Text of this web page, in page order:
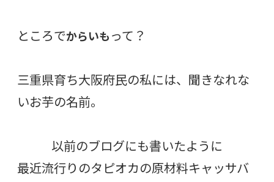
ところでからいも って？
三重県育ち大阪府民の私には、聞きなれな
いお芋の名前。
以前のブログにも書いたように
最近流行りのタピオカの原材料キャッサバ